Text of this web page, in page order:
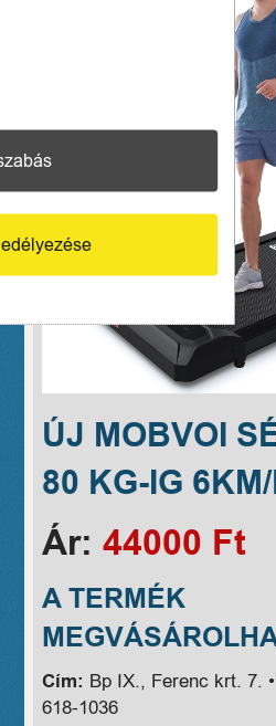
ÚJ MOBVOI
80 KG-IG
Ár:44000 Ft
A TERMÉK
Cím: Bp IX., Ferenc krt. 7.
618-1036